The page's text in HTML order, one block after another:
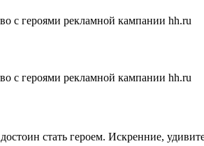
стать героем. Искренние,